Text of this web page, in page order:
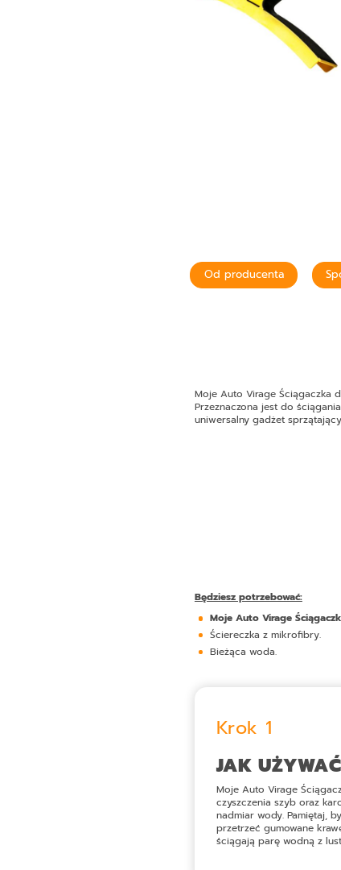
Od producenta
Moje Auto Virage Ściągaczka
Przeznaczona jest do
uniwersalny gadżet
Będziesz potrzebować:
Moje Auto Virage
Ściereczka z mikrofibry.
Bieżąca woda.
Krok 1
JAK
Moje Auto Virage
czyszczenia szyb oraz
nadmiar wody. Pamiętaj,
przetrzeć gumowane
ściągają parę wodną z